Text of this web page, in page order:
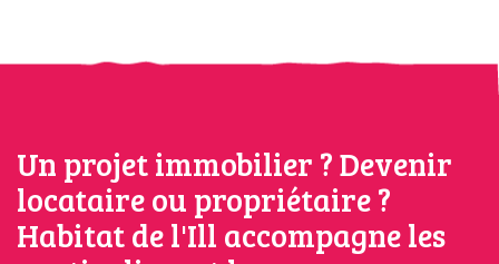
Un projet immobilier ? Devenir
locataire ou propriétaire ?
Habitat de l'Ill accompagne les